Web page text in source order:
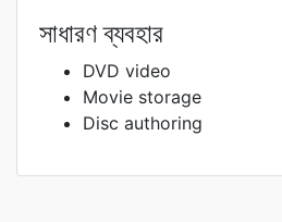
সাধারণ ব্যবহার
DVD video
Movie storage
Disc authoring